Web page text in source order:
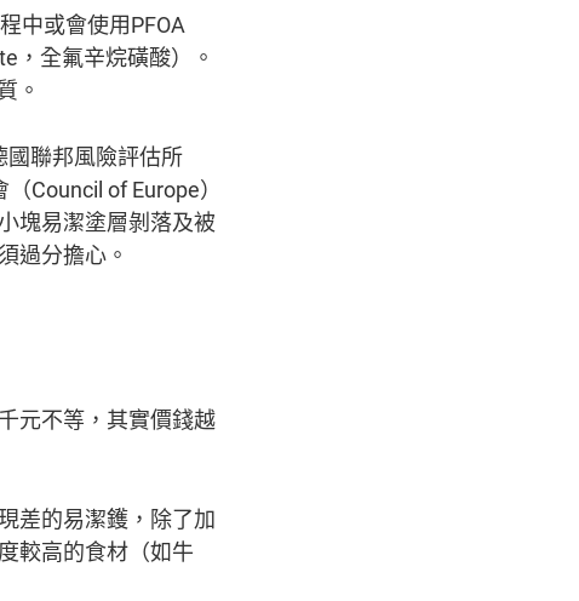
中或會使用PFOA
，全氟辛烷磺酸）。
。
國聯邦風險評估所
Council of Europe）
塊易潔塗層剝落及被
過分擔心。
元不等，其實價錢越
差的易潔鑊，除了加
較高的食材（如牛